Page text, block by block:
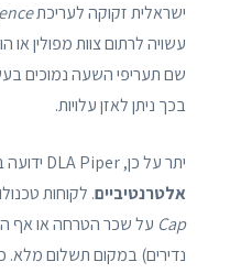
ישראלית זקוקה לעריכת
עשויה לרתום צוות מפולין או
שם תעריפי השעה נמוכים
בכך ניתן לאזן עלויות.
יתר על כן, DLA Piper ידועה בנכונותה לשקול
אלטרנטיביים. לקוחות
Cap על שכר הטרחה או אף
נדירים) במקום תשלום מלא.